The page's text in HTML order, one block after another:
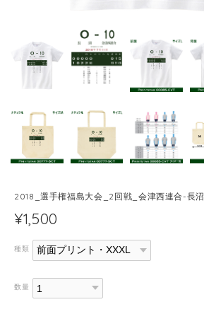
2018_選手権福島大会_2回戦_会津西連合-長沼
¥1,500
種類
数量